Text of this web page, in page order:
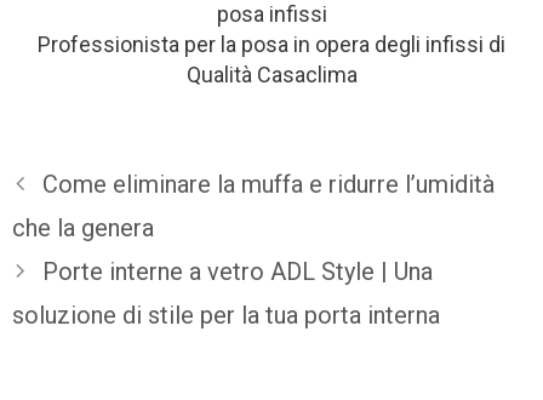
posa infissi
Professionista per la posa in opera degli infissi di
Qualità Casaclima
Come eliminare la muffa e ridurre l’umidità
che la genera
Porte interne a vetro ADL Style | Una
soluzione di stile per la tua porta interna